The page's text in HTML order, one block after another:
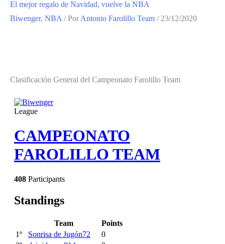
El mejor regalo de Navidad, vuelve la NBA
Biwenger, NBA / Por Antonio Farolillo Team / 23/12/2020
Clasificación General del Campeonato Farolillo Team